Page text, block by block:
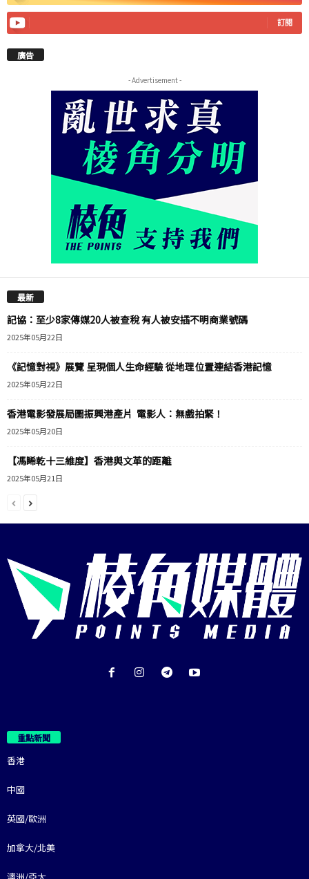
訂閱
廣告
- Advertisement -
最新
記協：至少8家傳媒20人被查稅 有人被安插不明商業號碼
2025年05月22日
《記憶對視》展覽 呈現個人生命經驗 從地理位置連結香港記憶
2025年05月22日
香港電影發展局圖振興港產片 電影人：無戲拍緊！
2025年05月20日
【馮睎乾十三維度】香港與文革的距離
2025年05月21日
重點新聞
香港
中國
英國/歐洲
加拿大/北美